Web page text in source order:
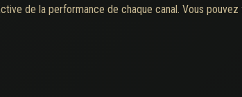
de la performance de chaque canal. Vous